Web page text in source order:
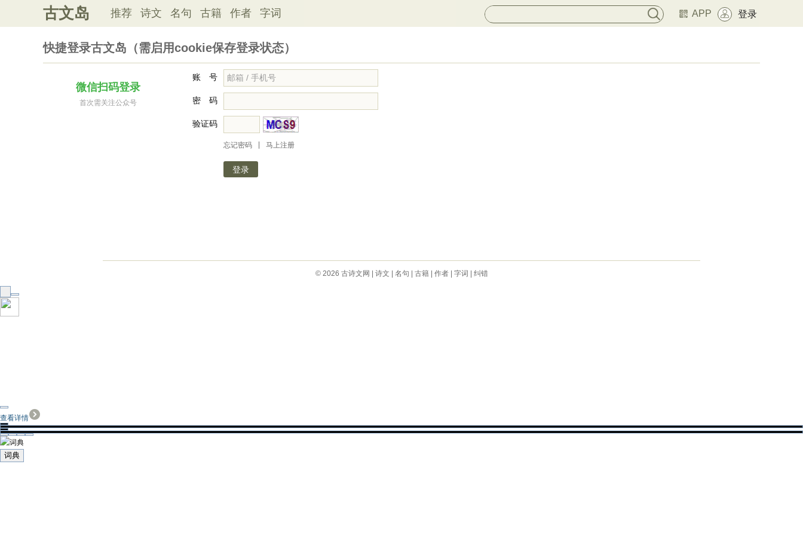
古文岛 推荐 诗文 名句 古籍 作者 字词 APP 登录
快捷登录古文岛（需启用cookie保存登录状态）
微信扫码登录
首次需关注公众号
账 号
密 码
验证码
忘记密码 马上注册
© 2026 古诗文网 诗文 名句 古籍| 作者| 字词 纠错
查看详情
词典